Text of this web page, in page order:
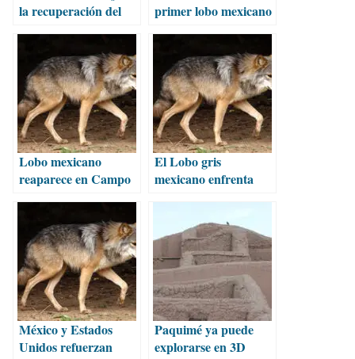
la recuperación del
primer lobo mexicano
Lobo mexicano
reaparece en Campo
El Lobo gris
mexicano enfrenta
México y Estados
Unidos refuerzan
Paquimé ya puede
explorarse en 3D